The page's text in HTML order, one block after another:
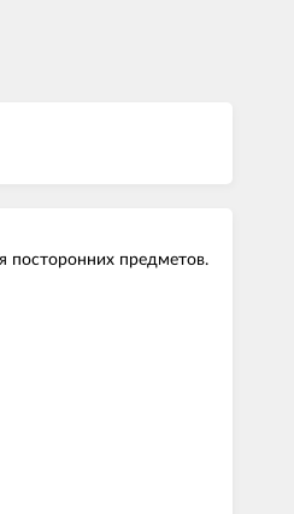
посторонних предметов.